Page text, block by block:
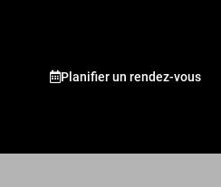
Planifier un rendez-vous